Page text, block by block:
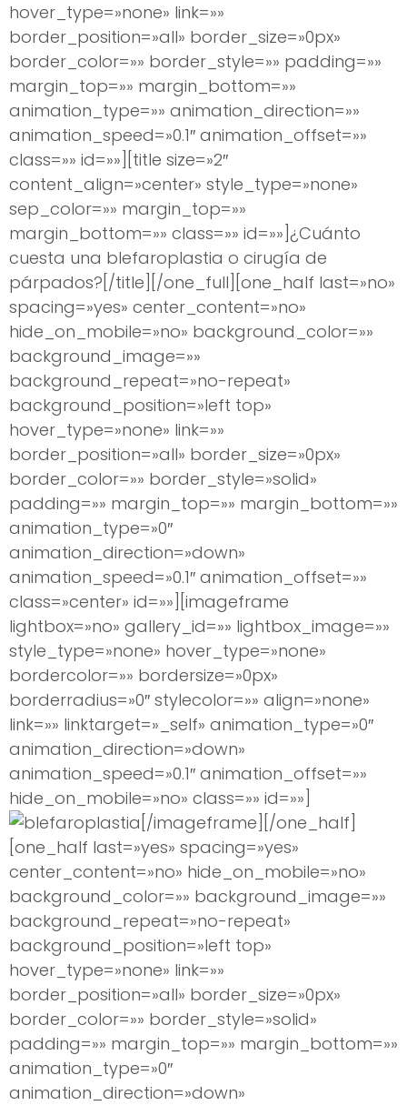
hover_type=»none» link=»»
border_position=»all» border_size=»0px»
border_color=»» border_style=»» padding=»»
margin_top=»» margin_bottom=»»
animation_type=»» animation_direction=»»
animation_speed=»0.1″ animation_offset=»»
class=»» id=»»][title size=»2″
content_align=»center» style_type=»none»
sep_color=»» margin_top=»»
margin_bottom=»» class=»» id=»»]¿Cuánto
cuesta una blefaroplastia o cirugía de
párpados?[/title][/one_full][one_half last=»no»
spacing=»yes» center_content=»no»
hide_on_mobile=»no» background_color=»»
background_image=»»
background_repeat=»no-repeat»
background_position=»left top»
hover_type=»none» link=»»
border_position=»all» border_size=»0px»
border_color=»» border_style=»solid»
padding=»» margin_top=»» margin_bottom=»»
animation_type=»0″
animation_direction=»down»
animation_speed=»0.1″ animation_offset=»»
class=»center» id=»»][imageframe
lightbox=»no» gallery_id=»» lightbox_image=»»
style_type=»none» hover_type=»none»
bordercolor=»» bordersize=»0px»
borderradius=»0″ stylecolor=»» align=»none»
link=»» linktarget=»_self» animation_type=»0″
animation_direction=»down»
animation_speed=»0.1″ animation_offset=»»
hide_on_mobile=»no» class=»» id=»»]
[/imageframe][/one_half]
[one_half last=»yes» spacing=»yes»
center_content=»no» hide_on_mobile=»no»
background_color=»» background_image=»»
background_repeat=»no-repeat»
background_position=»left top»
hover_type=»none» link=»»
border_position=»all» border_size=»0px»
border_color=»» border_style=»solid»
padding=»» margin_top=»» margin_bottom=»»
animation_type=»0″
animation_direction=»down»